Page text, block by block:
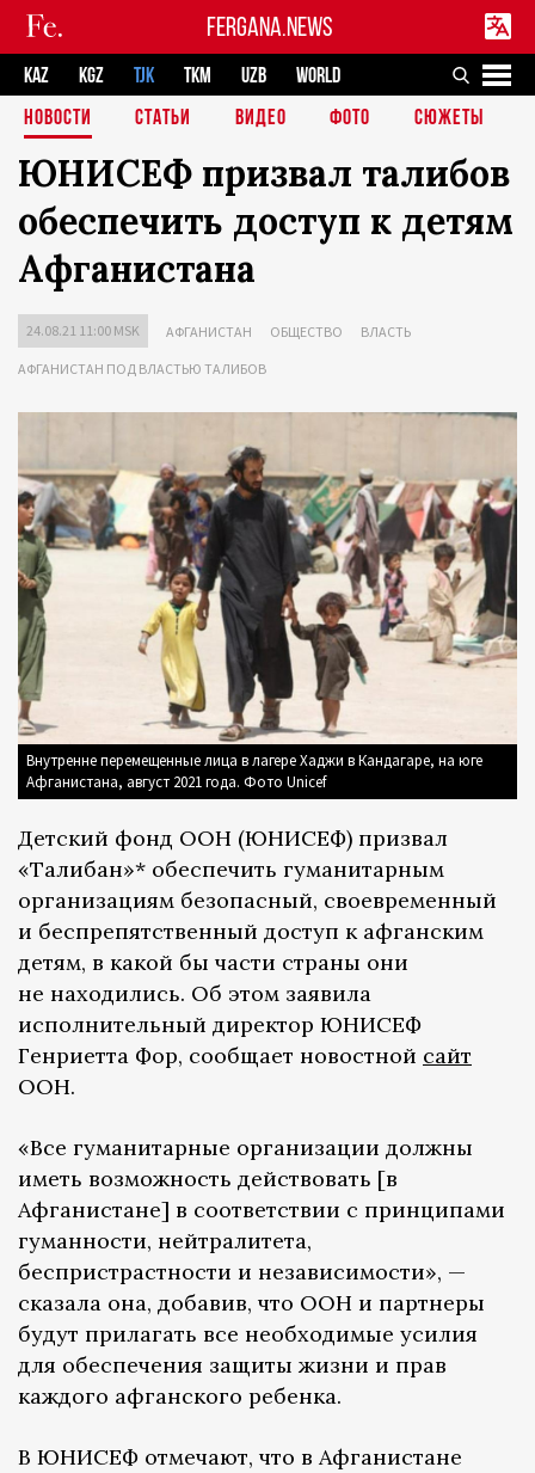
FERGANA.NEWS
KAZ KGZ TJK TKM UZB
WORLD
НОВОСТИ
СТАТЬИ ВИДЕО ФОТО СЮЖЕТЫ
ЮНИСЕФ призвал талибов
обеспечить доступ к детям
Афганистана
24.08.21 11:00 MSK АФГАНИСТАН ОБЩЕСТВО ВЛАСТЬ
АФГАНИСТАН ПОД ВЛАСТЬЮ ТАЛИБОВ
Внутренне перемещенные лица в лагере Хаджи в Кандагаре, на юге
Афганистана, август 2021 года. Фото Unicef
Детский фонд ООН (ЮНИСЕФ) призвал
«Талибан»* обеспечить гуманитарным
организациям безопасный, своевременный
и беспрепятственный доступ к афганским
детям, в какой бы части страны они
не находились. Об этом заявила
исполнительный директор ЮНИСЕФ
Генриетта Фор, сообщает новостной сайт
ООН.
«Все гуманитарные организации должны
иметь возможность действовать [в
Афганистане] в соответствии с принципами
гуманности, нейтралитета,
беспристрастности и независимости», —
сказала она, добавив, что ООН и партнеры
будут прилагать все необходимые усилия
для обеспечения защиты жизни и прав
каждого афганского ребенка.
В ЮНИСЕФ отмечают, что в Афганистане